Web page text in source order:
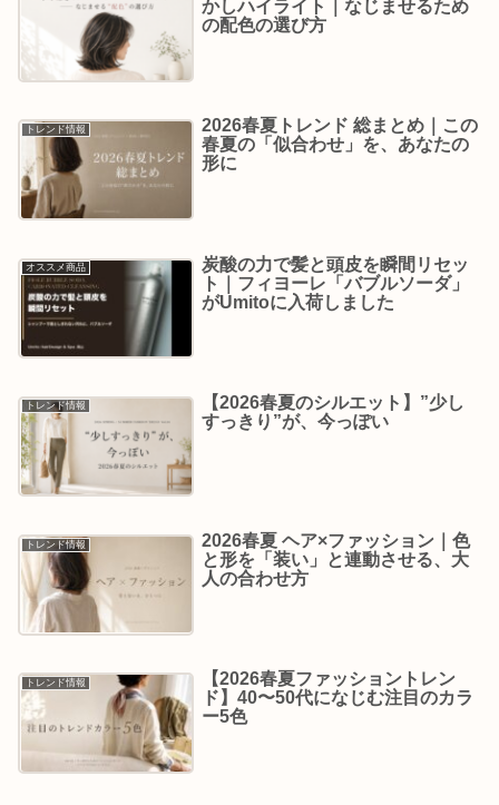
かしハイライト｜なじませるため
の配色の選び方
トレンド情報
2026春夏トレンド 総まとめ｜この
春夏の「似合わせ」を、あなたの
形に
オススメ商品
炭酸の力で髪と頭皮を瞬間リセッ
ト｜フィヨーレ「バブルソーダ」
がUmitoに入荷しました
トレンド情報
【2026春夏のシルエット】”少し
すっきり”が、今っぽい
トレンド情報
2026春夏 ヘア×ファッション｜色
と形を「装い」と連動させる、大
人の合わせ方
トレンド情報
【2026春夏ファッショントレン
ド】40〜50代になじむ注目のカラ
ー5色